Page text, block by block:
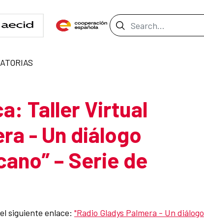
Search Bar
Taller Virtual
- Un diálogo
– Serie de
siguiente enlace: "Radio Gladys Palmera - Un diálogo